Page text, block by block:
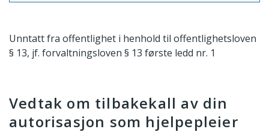
Unntatt fra offentlighet i henhold til offentlighetsloven
§ 13, jf. forvaltningsloven § 13 første ledd nr. 1
Vedtak om tilbakekall av din
autorisasjon som hjelpepleier